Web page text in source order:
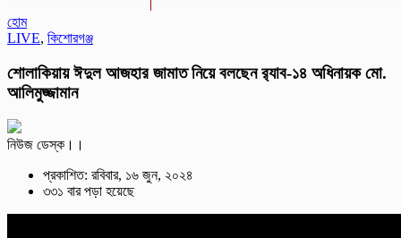
হোম
LIVE, কিশোরগঞ্জ
শোলাকিয়ায় ঈদুল আজহার জামাত নিয়ে বলছেন র‌্যাব-১৪ অধিনায়ক মো.
আলিমুজ্জামান
নিউজ ডেস্ক।।
প্রকাশিত: রবিবার, ১৬ জুন, ২০২৪
৩৩১ বার পড়া হয়েছে